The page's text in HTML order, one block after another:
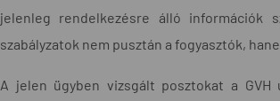
jelenleg rendelkezésre álló információk
szabályzatok nem pusztán a fogyasztók,
A jelen ügyben vizsgált posztokat a